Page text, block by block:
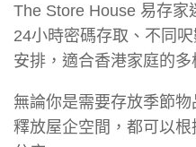
The Store House 易存家
24小時密碼存取、不同
安排，適合香港家庭的多
無論你是需要存放季節
釋放屋企空間，都可以